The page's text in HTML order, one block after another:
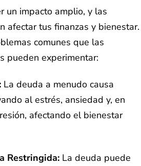
un impacto amplio, y las
afectar tus finanzas y bienestar.
comunes que las
pueden experimentar:
: La deuda a menudo causa
al estrés, ansiedad y, en
afectando el bienestar
Restringida: La deuda puede